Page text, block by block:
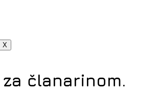
X
članarinom.